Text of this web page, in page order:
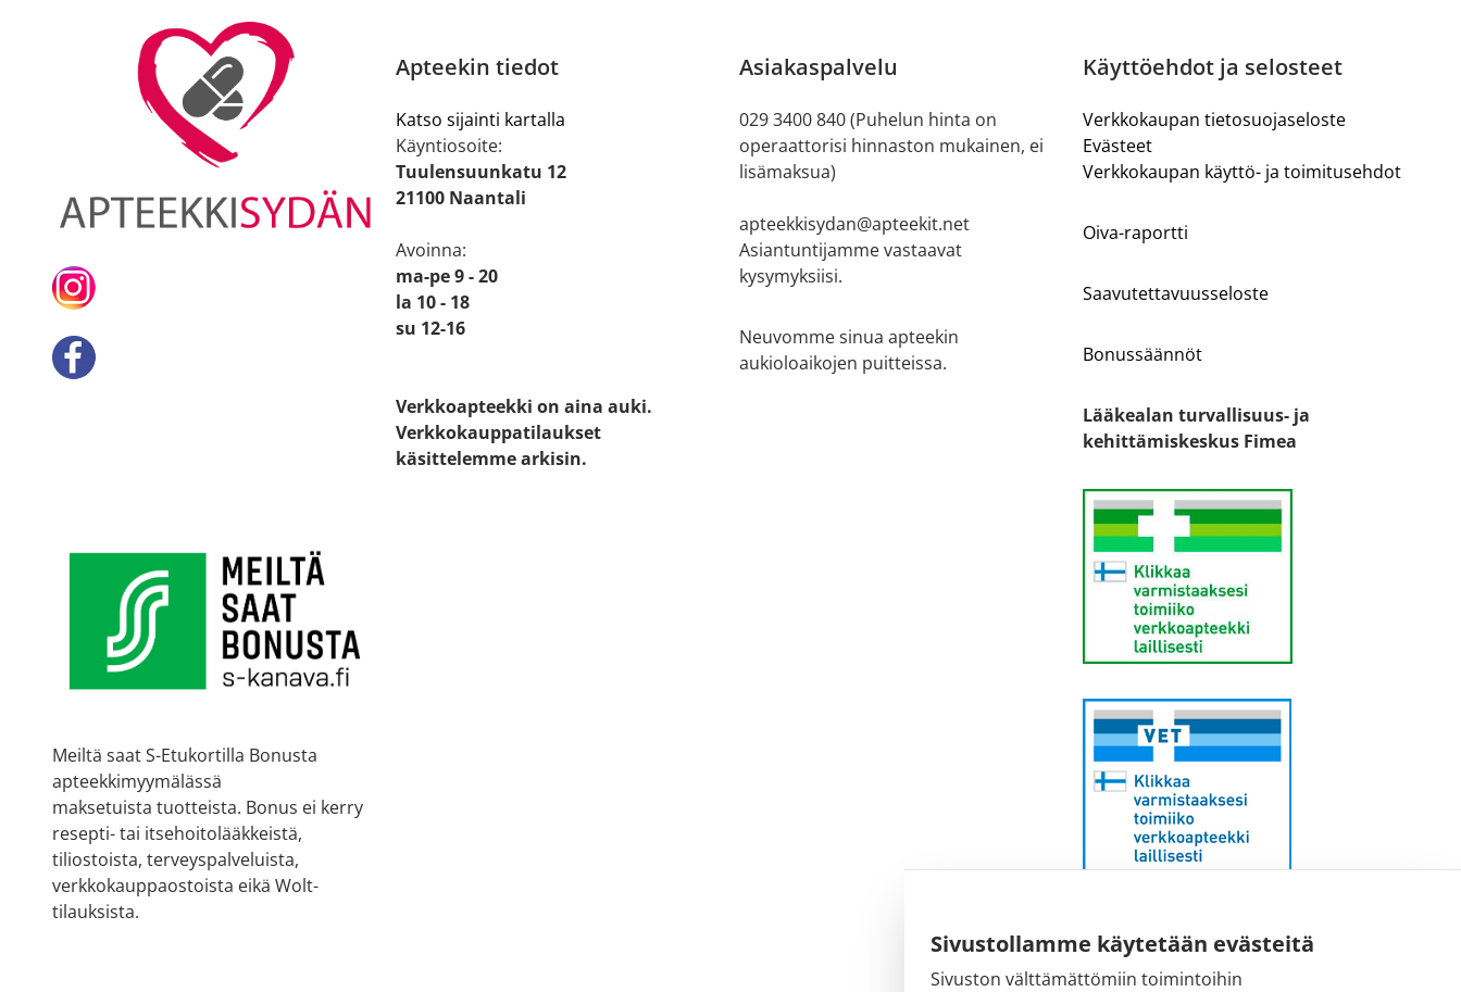
Sivustollamme käytetään evästeitä
Sivuston välttämättömiin toimintoihin
Meiltä saat S-Etukortilla Bonusta
apteekkimyymälässä
maksetuista tuotteista. Bonus ei kerry
resepti- tai itsehoitolääkkeistä,
tiliostoista, terveyspalveluista,
verkkokauppaostoista eikä Wolt-
tilauksista.
Apteekin tiedot
Katso sijainti kartalla
Käyntiosoite:
Tuulensuunkatu 12
21100 Naantali
Avoinna:
ma-pe 9 - 20
la 10 - 18
su 12-16
Verkkoapteekki on aina auki.
Verkkokauppatilaukset
käsittelemme arkisin.
Asiakaspalvelu
029 3400 840 (Puhelun hinta on
operaattorisi hinnaston mukainen, ei
lisämaksua)
apteekkisydan@apteekit.net
Asiantuntijamme vastaavat
kysymyksiisi.
Neuvomme sinua apteekin
aukioloaikojen puitteissa.
Käyttöehdot ja selosteet
Verkkokaupan tietosuojaseloste
Evästeet
Verkkokaupan käyttö- ja toimitusehdot
Oiva-raportti
Saavutettavuusseloste
Bonussäännöt
Lääkealan turvallisuus- ja
kehittämiskeskus Fimea
kirjaamo@fimea.fi